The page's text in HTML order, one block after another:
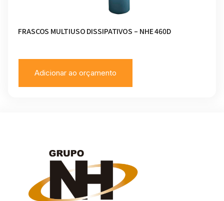
FRASCOS MULTIUSO DISSIPATIVOS – NHE 460D
Adicionar ao orçamento